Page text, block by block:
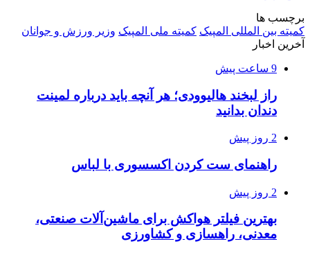
برچسب ها
کمیته بین المللی المپیک کمیته ملی المپیک وزیر ورزش و جوانان
آخرین اخبار
9 ساعت پیش
راز لبخند هالیوودی؛ هر آنچه باید درباره لمینت
دندان بدانید
2 روز پیش
راهنمای ست کردن اکسسوری با لباس
2 روز پیش
بهترین فیلتر هواکش برای ماشین‌آلات صنعتی،
معدنی، راهسازی و کشاورزی